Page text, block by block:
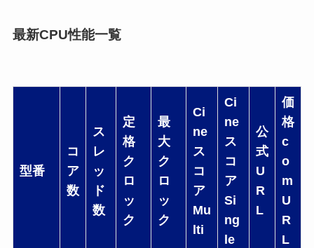
最新CPU性能一覧
型番
コ
ア
数
ス
レ
ッ
ド
数
定
格
ク
ロ
ッ
ク
最
大
ク
ロ
ッ
ク
Ci
ne
ス
コ
ア
Mu
lti
Ci
ne
ス
コ
ア
Si
ng
le
公
式
U
R
L
価
格
c
o
m
U
R
L